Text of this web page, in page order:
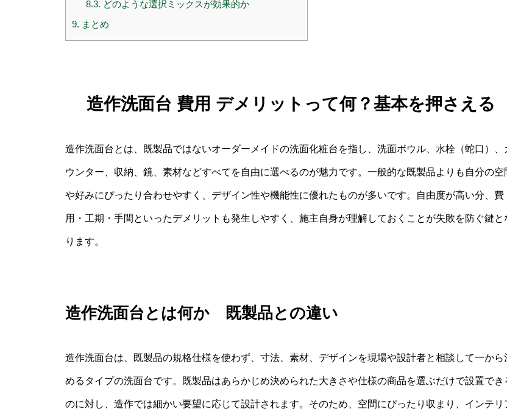
8.3. どのような選択ミックスが効果的か
9. まとめ
造作洗面台 費用 デメリットって何？基本を押さえる
造作洗面台とは、既製品ではないオーダーメイドの洗面化粧台を指し、洗面ボウル、水栓（蛇口）、
ウンター、収納、鏡、素材などすべてを自由に選べるのが魅力です。一般的な既製品よりも自分の空
や好みにぴったり合わせやすく、デザイン性や機能性に優れたものが多いです。自由度が高い分、費
用・工期・手間といったデメリットも発生しやすく、施主自身が理解しておくことが失敗を防ぐ鍵と
ります。
造作洗面台とは何か 既製品との違い
造作洗面台は、既製品の規格仕様を使わず、寸法、素材、デザインを現場や設計者と相談して一から
めるタイプの洗面台です。既製品はあらかじめ決められた大きさや仕様の商品を選ぶだけで設置でき
のに対し、造作では細かい要望に応じて設計されます。そのため、空間にぴったり収まり、インテリ